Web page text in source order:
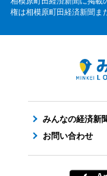
権は相模原町田経済新聞ま
みんなの経済新
お問い合わせ